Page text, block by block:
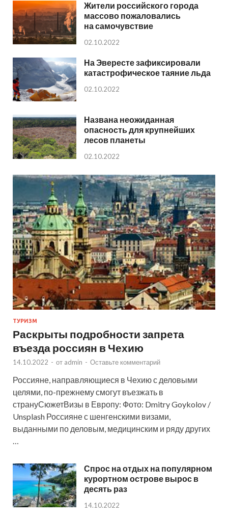
Жители российского города
массово пожаловались
на самочувствие
02.10.2022
На Эвересте зафиксировали
катастрофическое таяние льда
02.10.2022
Названа неожиданная
опасность для крупнейших
лесов планеты
02.10.2022
ТУРИЗМ
Раскрыты подробности запрета
въезда россиян в Чехию
14.10.2022 - от admin - Оставьте комментарий
Россияне, направляющиеся в Чехию с деловыми
целями, по-прежнему смогут въезжать в
странуСюжетВизы в Европу: Фото: Dmitry Goykolov /
Unsplash Россияне с шенгенскими визами,
выданными по деловым, медицинским и ряду других
…
Спрос на отдых на популярном
курортном острове вырос в
десять раз
14.10.2022